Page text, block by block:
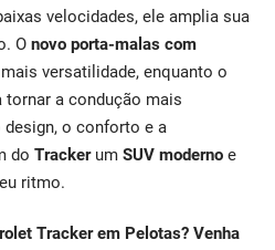
velocidades, ele amplia sua
Onovo porta-malas com
versatilidade, enquanto o
a condução mais
o conforto e a
doTracker umSUV moderno e
ritmo.
Tracker em Pelotas? Venha